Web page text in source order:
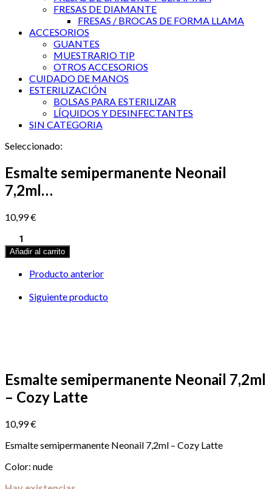
FRESAS DE DIAMANTE
FRESAS / BROCAS DE FORMA LLAMA
ACCESORIOS
GUANTES
MUESTRARIO TIP
OTROS ACCESORIOS
CUIDADO DE MANOS
ESTERILIZACIÓN
BOLSAS PARA ESTERILIZAR
LÍQUIDOS Y DESINFECTANTES
SIN CATEGORIA
Seleccionado:
Esmalte semipermanente Neonail
7,2ml…
10,99€
Esmalte
semipermanente
Neonail
7,2ml
Cozy
Añadir al carrito
Producto anterior
Siguiente producto
Esmalte semipermanente Neonail 7,2ml
– Cozy Latte
10,99€
Esmalte semipermanente Neonail 7,2ml – Cozy Latte
Color: nude